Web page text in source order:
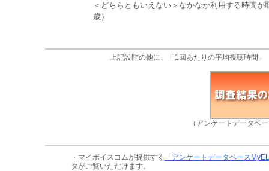
＜どちらともいえない＞なかなか利用する時間
歳）
上記設問の他に、「1回あたりの平均視聴時間
（アンケートデータベ
・マイボイスコムが提供する 「アンケートデータベース
タがご覧いただけます。